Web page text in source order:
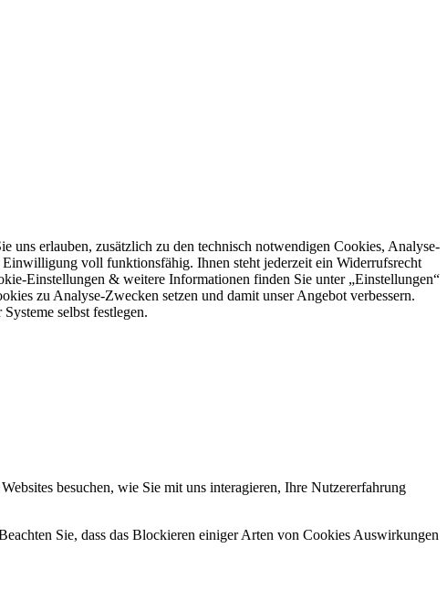
erlauben, zusätzlich zu den technisch notwendigen Cookies, Analyse-
voll funktionsfähig. Ihnen steht jederzeit ein Widerrufsrecht
Einstellungen & weitere Informationen finden Sie unter „Einstellungen“
zu Analyse-Zwecken setzen und damit unser Angebot verbessern.
selbst festlegen.
besuchen, wie Sie mit uns interagieren, Ihre Nutzererfahrung
Sie, dass das Blockieren einiger Arten von Cookies Auswirkungen